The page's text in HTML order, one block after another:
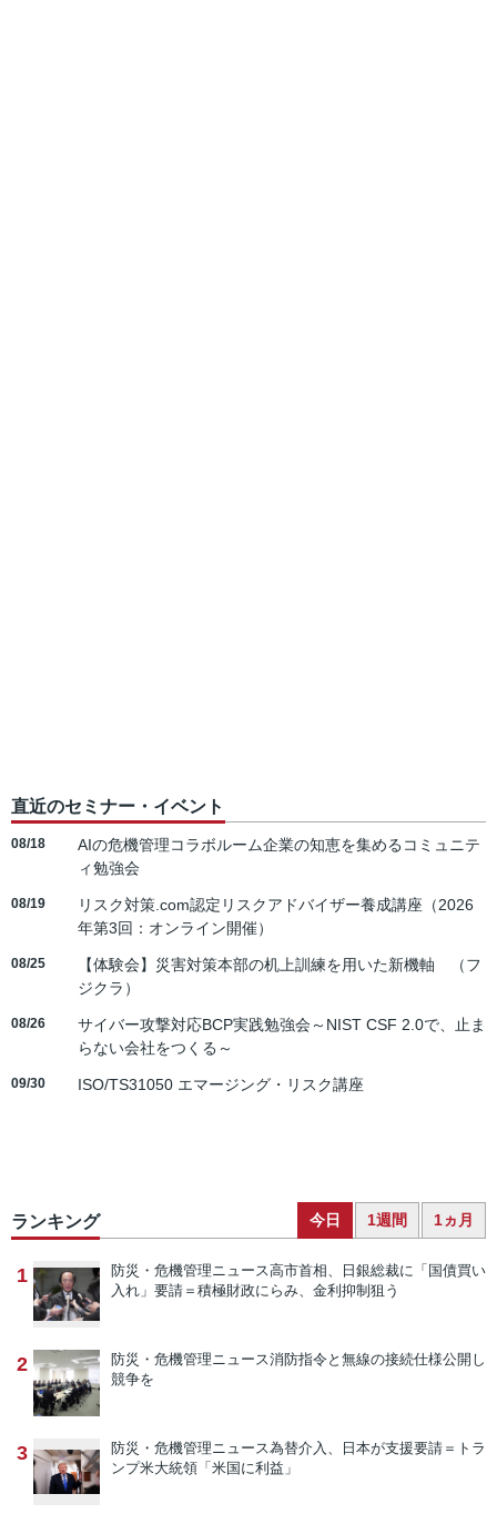
直近のセミナー・イベント
08/18
AIの危機管理コラボルーム企業の知恵を集めるコミュニテ
ィ勉強会
08/19
リスク対策.com認定リスクアドバイザー養成講座（2026
年第3回：オンライン開催）
08/25
【体験会】災害対策本部の机上訓練を用いた新機軸 （フ
ジクラ）
08/26
サイバー攻撃対応BCP実践勉強会～NIST CSF 2.0で、止ま
らない会社をつくる～
09/30 ISO/TS31050 エマージング・リスク講座
ランキング 今日 1週間 1ヵ月
1 防災・危機管理ニュース高市首相、日銀総裁に「国債買い
入れ」要請＝積極財政にらみ、金利抑制狙う
2 防災・危機管理ニュース消防指令と無線の接続仕様公開し
競争を
3 防災・危機管理ニュース為替介入、日本が支援要請＝トラ
ンプ米大統領「米国に利益」